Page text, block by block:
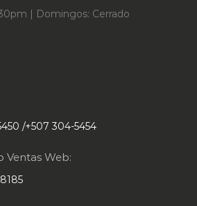
| Domingos: Cerrado
/+507 304-5454
Ventas Web: